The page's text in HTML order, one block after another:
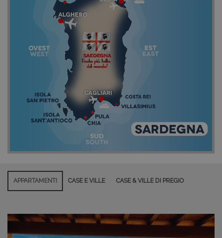
APPARTAMENTI CASE E VILLE CASE & VILLE DI PREGIO